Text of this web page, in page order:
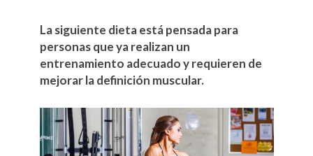
La siguiente dieta está pensada para
personas que ya realizan un
entrenamiento adecuado y requieren de
mejorar la definición muscular.